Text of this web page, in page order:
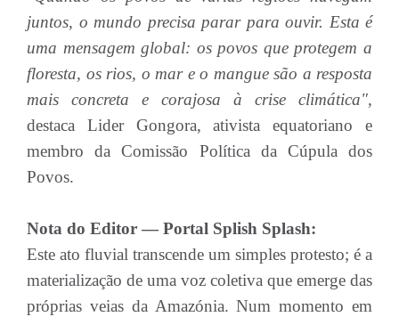
juntos, o mundo precisa parar para ouvir. Esta é
uma mensagem global: os povos que protegem a
floresta, os rios, o mar e o mangue são a resposta
mais concreta e corajosa à crise climática",
destaca Lider Gongora, ativista equatoriano e
membro da Comissão Política da Cúpula dos
Povos.
Nota do Editor — Portal Splish Splash:
Este ato fluvial transcende um simples protesto; é a
materialização de uma voz coletiva que emerge das
próprias veias da Amazónia. Num momento em